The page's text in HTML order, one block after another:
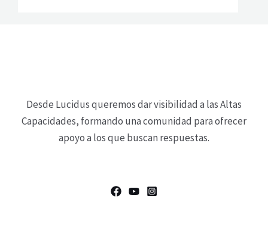
Desde Lucidus queremos dar visibilidad a las Altas
Capacidades, formando una comunidad para ofrecer
apoyo a los que buscan respuestas.